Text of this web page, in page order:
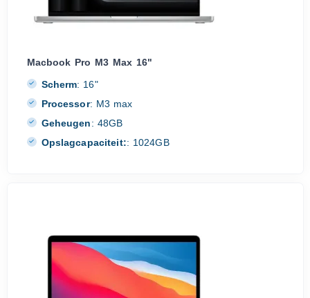
Macbook Pro M3 Max 16"
Scherm: 16"
Processor: M3 max
Geheugen: 48GB
Opslagcapaciteit:: 1024GB